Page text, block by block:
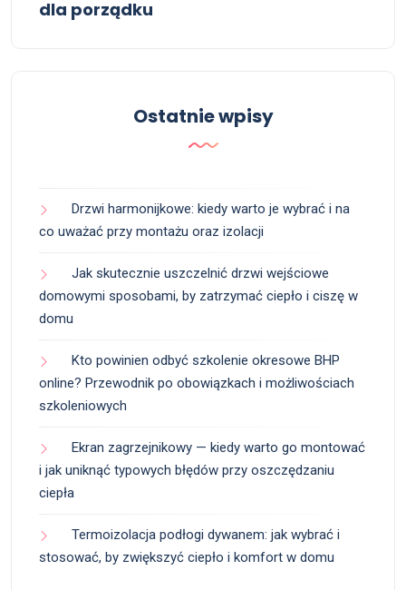
dla porządku
Ostatnie wpisy
Drzwi harmonijkowe: kiedy warto je wybrać i na
co uważać przy montażu oraz izolacji
Jak skutecznie uszczelnić drzwi wejściowe
domowymi sposobami, by zatrzymać ciepło i ciszę w
domu
Kto powinien odbyć szkolenie okresowe BHP
online? Przewodnik po obowiązkach i możliwościach
szkoleniowych
Ekran zagrzejnikowy — kiedy warto go montować
i jak uniknąć typowych błędów przy oszczędzaniu
ciepła
Termoizolacja podłogi dywanem: jak wybrać i
stosować, by zwiększyć ciepło i komfort w domu